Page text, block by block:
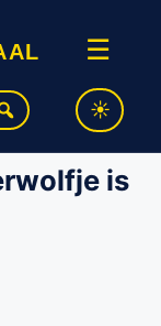
☰
is